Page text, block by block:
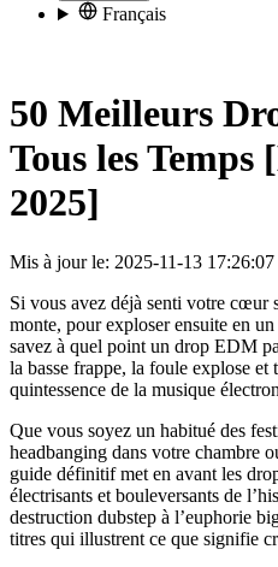
Français
50 Meilleurs
Tous les
2025]
Mis à jour le: 2025-11-13 17:26:07
Si vous avez déjà senti votre cœur
monte, pour exploser ensuite en
savez à quel point un drop EDM
la basse frappe, la foule explose et
quintessence de la musique
Que vous soyez un habitué des
headbanging dans votre chambre
guide définitif met en avant les
électrisants et bouleversants de
destruction dubstep à l’euphorie
titres qui illustrent ce que signifie